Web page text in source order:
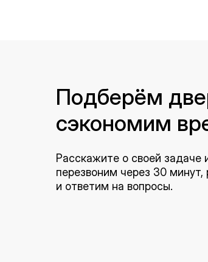
Расскажите о своей задаче
перезвоним через 30
и ответим на вопросы.
Подберём
сэкономим